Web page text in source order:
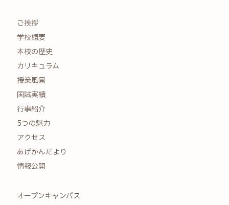
ご挨拶
学校概要
本校の歴史
カリキュラム
授業風景
国試実績
行事紹介
5つの魅力
アクセス
あげかんだより
情報公開
オープンキャンパス